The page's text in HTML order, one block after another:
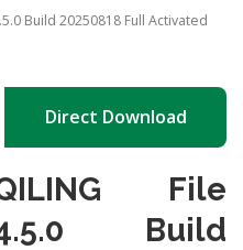
Direct Download
File
Build